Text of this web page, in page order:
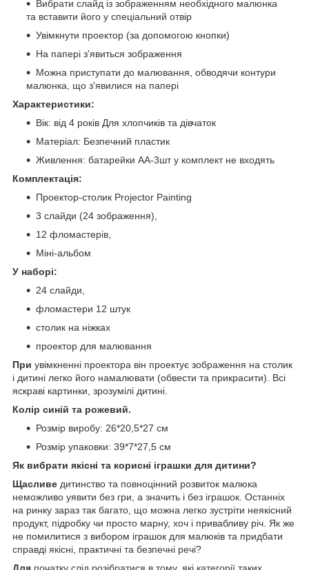
Вибрати слайд із зображенням необхідного малюнка
та вставити його у спеціальний отвір
Увімкнути проектор (за допомогою кнопки)
На папері з'явиться зображення
Можна приступати до малювання, обводячи контури
малюнка, що з'явилися на папері
Характеристики:
Вік: від 4 років Для хлопчиків та дівчаток
Матеріал: Безпечний пластик
Живлення: батарейки АА-3шт у комплект не входять
Комплектація:
Проектор-столик Projector Painting
3 слайди (24 зображення),
12 фломастерів,
Міні-альбом
У наборі:
24 слайди,
фломастери 12 штук
столик на ніжках
проектор для малювання
При увімкненні проектора він проектує зображення на столик
і дитині легко його намалювати (обвести та прикрасити). Всі
яскраві картинки, зрозумілі дитині.
Колір синій та рожевий.
Розмір виробу: 26*20,5*27 см
Розмір упаковки: 39*7*27,5 см
Як вибрати якісні та корисні іграшки для дитини?
Щасливе дитинство та повноцінний розвиток малюка
неможливо уявити без гри, а значить і без іграшок. Останніх
на ринку зараз так багато, що можна легко зустріти неякісний
продукт, підробку чи просто марну, хоч і привабливу річ. Як же
не помилитися з вибором іграшок для малюків та придбати
справді якісні, практичні та безпечні речі?
Для початку слід розібратися в тому, які категорії таких